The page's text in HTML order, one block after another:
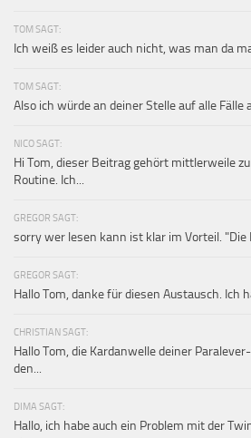
TOM SAGT:
Ich weiß es leider auch nicht, was man da
TOM SAGT:
Also ich würde an deiner Stelle auf alle Fälle
NICO SAGT:
Hi Tom, dieser Beitrag gehört mittlerweile
Routine. Ich...
GREGOR SAGT:
sorry wer lesen kann ist klar im Vorteil. "Die
GREGOR SAGT:
Hallo Tom, danke für diesen Austausch. Ich
CHRISTIAN SAGT:
Hallo Tom, die Kardanwelle deiner
den...
DIMA SAGT:
Hallo, ich habe auch ein Problem mit der